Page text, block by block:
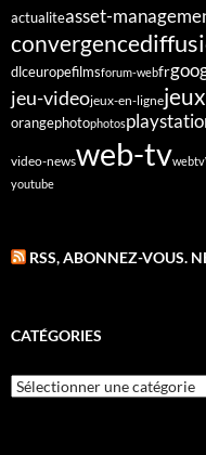
actualiteasset-
convergence
dlceuropefilmsforum-webfr
jeu-videojeux-en-ligne
orangephotophotos
video-newsweb-tvwebtv
youtube
RSS, ABONNEZ-VOUS.
CATÉGORIES
Catégories